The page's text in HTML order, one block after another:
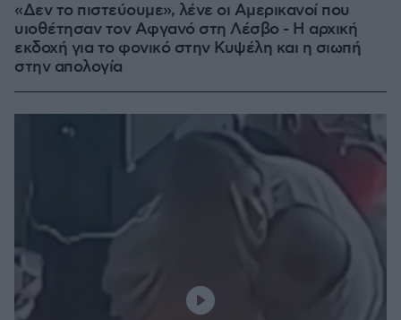
«Δεν το πιστεύουμε», λένε οι Αμερικανοί που
υιοθέτησαν τον Αφγανό στη Λέσβο - Η αρχική
εκδοχή για το φονικό στην Κυψέλη και η σιωπή
στην απολογία